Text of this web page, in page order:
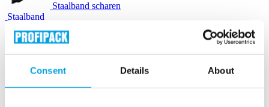
Consent Details About
Staalband scharen
Staalband